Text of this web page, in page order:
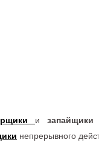
и запайщики
непрерывного